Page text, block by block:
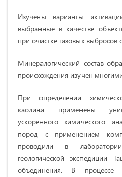
Изучены варианты
выбранные в качестве
при очистке газовых выбросов
Минералогический состав
происхождения изучен
При определении
каолина применены
ускоренного химического
пород с применением
проводили в
геологической экспедиции
объединения. В процессе